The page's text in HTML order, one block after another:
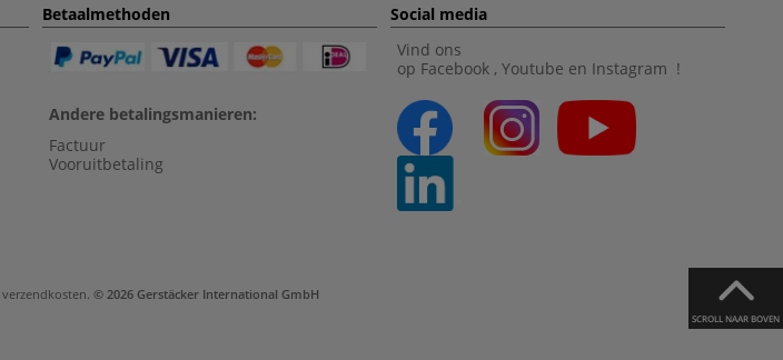
SCROLL NAAR BOVEN
Betaalmethoden
Andere betalingsmanieren:
Factuur
Vooruitbetaling
Social media
Vind ons
op Facebook , Youtube en Instagram !
verzendkosten. © 2026 Gerstäcker International GmbH